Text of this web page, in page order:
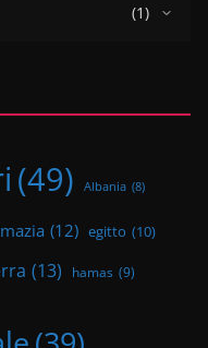
(1)
(49) Albania (8)
(12) egitto (10)
(13) hamas (9)